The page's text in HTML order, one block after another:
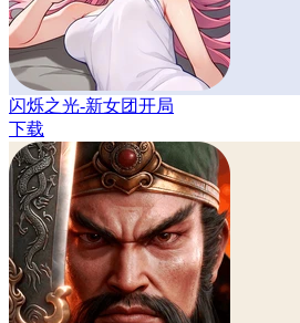
闪烁之光-新女团开局
下载